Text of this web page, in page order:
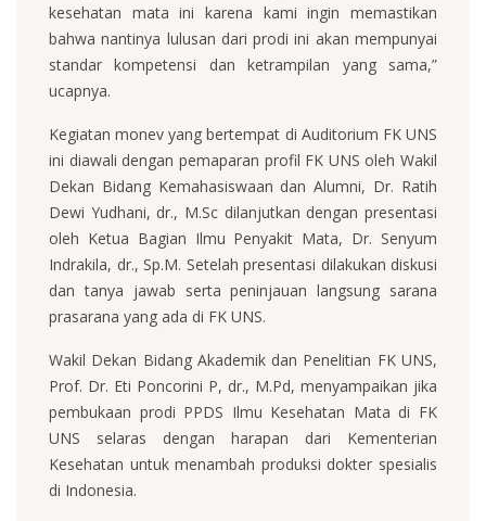
kesehatan mata ini karena kami ingin memastikan
bahwa nantinya lulusan dari prodi ini akan mempunyai
standar kompetensi dan ketrampilan yang sama,”
ucapnya.
Kegiatan monev yang bertempat di Auditorium FK UNS
ini diawali dengan pemaparan profil FK UNS oleh Wakil
Dekan Bidang Kemahasiswaan dan Alumni, Dr. Ratih
Dewi Yudhani, dr., M.Sc dilanjutkan dengan presentasi
oleh Ketua Bagian Ilmu Penyakit Mata, Dr. Senyum
Indrakila, dr., Sp.M. Setelah presentasi dilakukan diskusi
dan tanya jawab serta peninjauan langsung sarana
prasarana yang ada di FK UNS.
Wakil Dekan Bidang Akademik dan Penelitian FK UNS,
Prof. Dr. Eti Poncorini P, dr., M.Pd, menyampaikan jika
pembukaan prodi PPDS Ilmu Kesehatan Mata di FK
UNS selaras dengan harapan dari Kementerian
Kesehatan untuk menambah produksi dokter spesialis
di Indonesia.